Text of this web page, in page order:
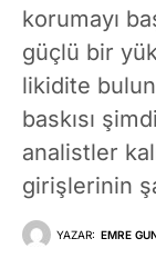
korumayı
güçlü bir
likidite
baskısı
analistler
girişlerinin
YAZAR: EMRE